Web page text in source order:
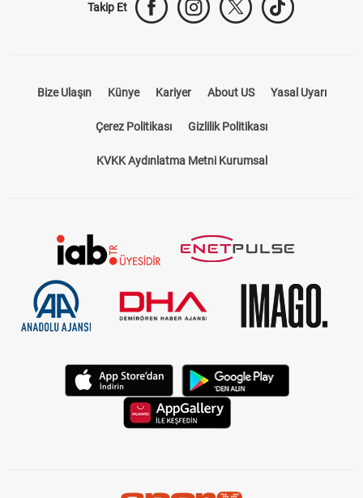
Takip Et
Bize Ulaşın Künye Kariyer About US Yasal Uyarı
Çerez Politikası Gizlilik Politikası
KVKK Aydınlatma Metni Kurumsal